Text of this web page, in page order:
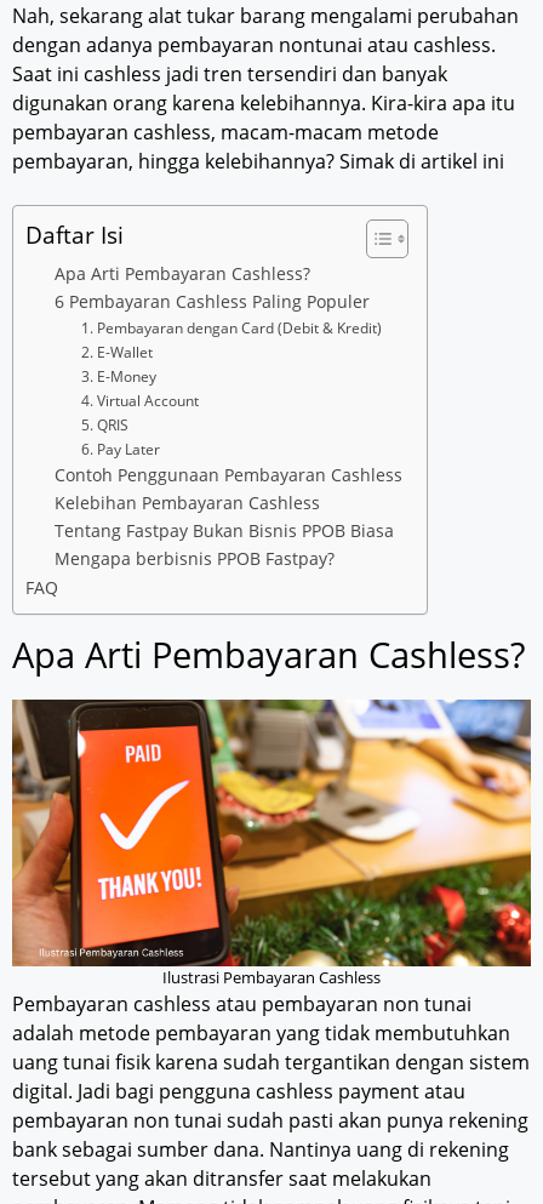
Nah, sekarang alat tukar barang mengalami perubahan
dengan adanya pembayaran nontunai atau cashless.
Saat ini cashless jadi tren tersendiri dan banyak
digunakan orang karena kelebihannya. Kira-kira apa itu
pembayaran cashless, macam-macam metode
pembayaran, hingga kelebihannya? Simak di artikel ini
Daftar Isi
Apa Arti Pembayaran Cashless?
6 Pembayaran Cashless Paling Populer
1. Pembayaran dengan Card (Debit & Kredit)
2. E-Wallet
3. E-Money
4. Virtual Account
5. QRIS
6. Pay Later
Contoh Penggunaan Pembayaran Cashless
Kelebihan Pembayaran Cashless
Tentang Fastpay Bukan Bisnis PPOB Biasa
Mengapa berbisnis PPOB Fastpay?
FAQ
Apa Arti Pembayaran Cashless?
Ilustrasi Pembayaran Cashless
Pembayaran cashless atau pembayaran non tunai
adalah metode pembayaran yang tidak membutuhkan
uang tunai fisik karena sudah tergantikan dengan sistem
digital. Jadi bagi pengguna cashless payment atau
pembayaran non tunai sudah pasti akan punya rekening
bank sebagai sumber dana. Nantinya uang di rekening
tersebut yang akan ditransfer saat melakukan